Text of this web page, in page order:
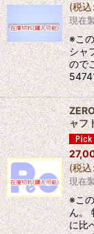
(税込
現在
※こ
シャ
ので
ャフ
(税込:
現在
※こ
ん。
に比